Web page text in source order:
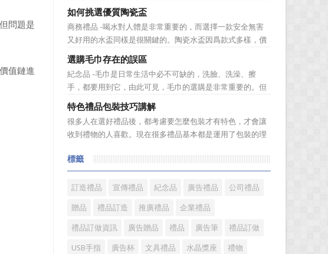
問題是
值鏈進
空壺。塑料壺基本分爲PP和PC兩種材質，那用哪種材質的塑
料壺才安全? PP材質的耐熱性和穩定性好，但耐磨性比
PC差一些。而PC製品比PP製品更美觀，但不耐熱，且部分
PC...
如何挑選優質陶瓷盃
商務禮品 -喝水對人體是非常重要的，而選擇一款安全無害
又好用的水盃同樣是很關鍵的。陶瓷水盃因爲款式多樣，價
格實惠等優勢受到消費者歡迎。陶瓷看起來很乾淨，而且很
有質感。如何挑選優質陶瓷盃?很多人想必都不是很了解。今
天，禮品紅小編給大家分享一些陶瓷盃選購需要注意的問
題。 陶瓷...
選購毛巾存在的誤區
紀念品 -毛巾是日常生活中必不可缺的，洗臉、洗澡、擦
手，都要用到它，由此可見，毛巾的選購是非常重要的。但
是很多人在選購毛巾時存在很多誤區，下麵就來簡單了解一
下吧! 一、毛巾色澤鮮艷可能用了直接染料，手感好則可
能添加過多柔軟劑 在一些大型超市見到，擺放在貨架上
的毛巾，...
特色禮品包裝技巧講解
很多人在選好禮品後，都考慮要怎麼包裝才有特色，才會讓
收到禮物的人喜歡。現在很多禮品基本都是運用了包裝的理
餅，真的很喜歡吃，價格也不貴，而現在的月餅包裝真的很
嚇人，幾個月餅加上包裝價格要幾百，甚到上千元，讓人感
覺已經失去了禮品本身的...
標籤
訂造禮品 宣傳禮品 紀念品 廣告禮品 公司禮品
贈品 禮品訂造 推廣禮品 企業禮品
禮品訂做資訊 廣告贈品 禮品 廣告筆 禮品訂做
USB手指 廣告杯 文具禮品 水晶獎座 禮物